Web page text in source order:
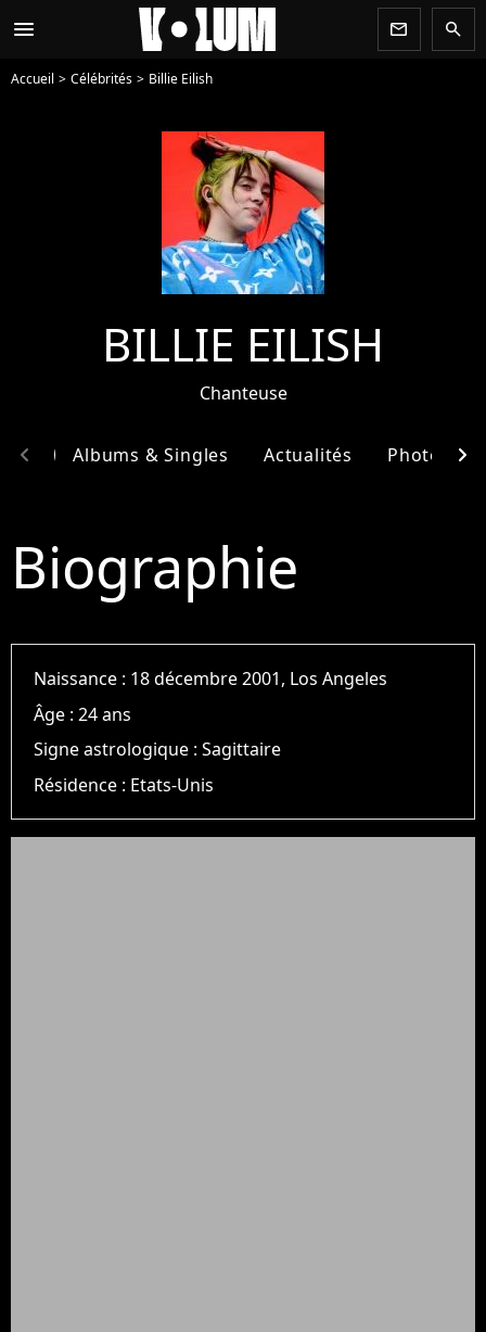
menu newsletter search
Accueil Célébrités Billie Eilish
BILLIE EILISH
Chanteuse
Albums & Singles Actualités Photos
chevron_left chevron_right
Biographie
Naissance : 18 décembre 2001, Los Angeles
Âge :24 ans
Signe astrologique :Sagittaire
Résidence : Etats-Unis